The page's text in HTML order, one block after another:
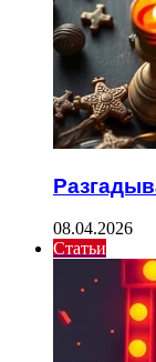
08.04.2026
Статьи